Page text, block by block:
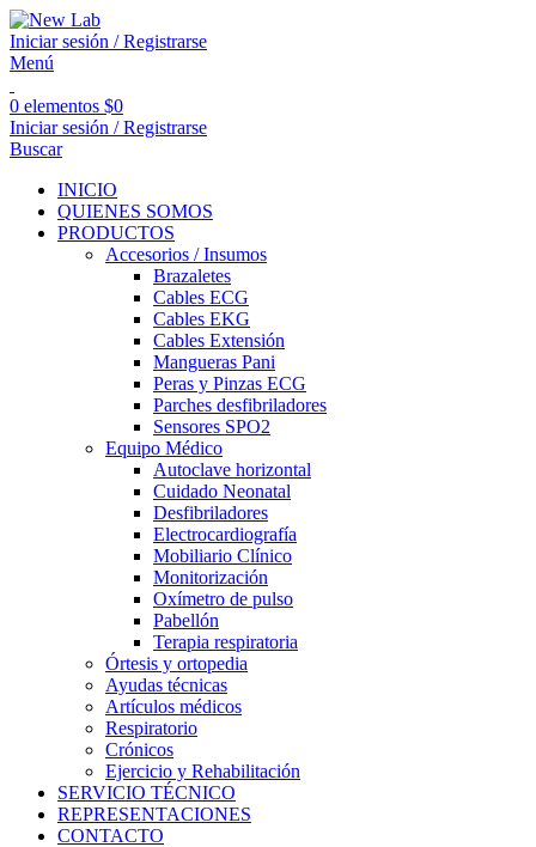
Iniciar sesión / Registrarse
Menú
0 elementos $0
Iniciar sesión / Registrarse
Buscar
INICIO
QUIENES SOMOS
PRODUCTOS
Accesorios / Insumos
Brazaletes
Cables ECG
Cables EKG
Cables Extensión
Mangueras Pani
Peras y Pinzas ECG
Parches desfibriladores
Sensores SPO2
Equipo Médico
Autoclave horizontal
Cuidado Neonatal
Desfibriladores
Electrocardiografía
Mobiliario Clínico
Monitorización
Oxímetro de pulso
Pabellón
Terapia respiratoria
Órtesis y ortopedia
Ayudas técnicas
Artículos médicos
Respiratorio
Crónicos
Ejercicio y Rehabilitación
SERVICIO TÉCNICO
REPRESENTACIONES
CONTACTO